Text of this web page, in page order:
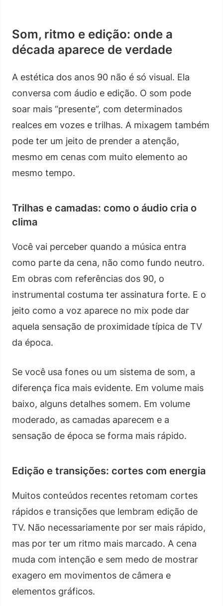
Som, ritmo e edição: onde a
década aparece de verdade
A estética dos anos 90 não é só visual. Ela
conversa com áudio e edição. O som pode
soar mais “presente”, com determinados
realces em vozes e trilhas. A mixagem também
pode ter um jeito de prender a atenção,
mesmo em cenas com muito elemento ao
mesmo tempo.
Trilhas e camadas: como o áudio cria o
clima
Você vai perceber quando a música entra
como parte da cena, não como fundo neutro.
Em obras com referências dos 90, o
instrumental costuma ter assinatura forte. E o
jeito como a voz aparece no mix pode dar
aquela sensação de proximidade típica de TV
da época.
Se você usa fones ou um sistema de som, a
diferença fica mais evidente. Em volume mais
baixo, alguns detalhes somem. Em volume
moderado, as camadas aparecem e a
sensação de época se forma mais rápido.
Edição e transições: cortes com energia
Muitos conteúdos recentes retomam cortes
rápidos e transições que lembram edição de
TV. Não necessariamente por ser mais rápido,
mas por ter um ritmo mais marcado. A cena
muda com intenção e sem medo de mostrar
exagero em movimentos de câmera e
elementos gráficos.